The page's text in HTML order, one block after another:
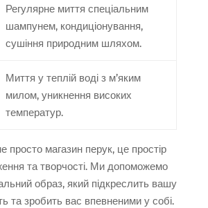
Регулярне миття спеціальним
шампунем, кондиціонування,
сушіння природним шляхом.
Миття у теплій воді з м’яким
милом, уникнення високих
температур.
просто магазин перук, це простір
та творчості. Ми допоможемо
образ, який підкреслить вашу
та зробить вас впевненими у собі.